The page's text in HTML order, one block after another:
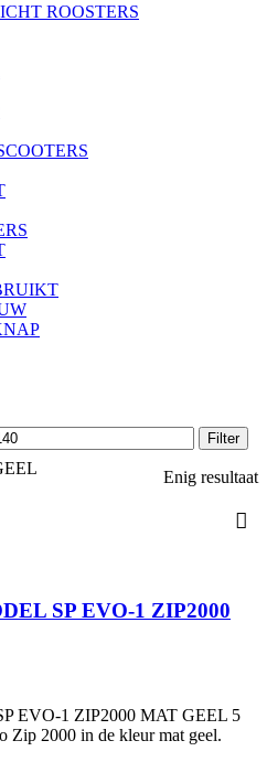
ROOSTERS
Filter
Enig resultaat
SP EVO-1 ZIP2000
EVO-1 ZIP2000 MAT GEEL 5
Zip 2000 in de kleur mat geel.